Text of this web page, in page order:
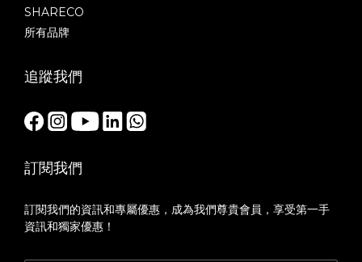
SHARECO
所有品牌
追蹤我們
訂閱我們
訂閱我們的資訊和專屬優惠，成為我們尊貴會員，享受第一手
資訊和獨家優惠！